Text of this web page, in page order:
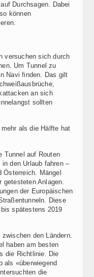
Durchsagen. Dabei
können
versuchen sich durch
Um Tunnel zu
Navi finden. Das gilt
an sich
sollten
als die Hälfte hat
Tunnel auf Routen
den Urlaub fahren –
Österreich. Mängel
getesteten Anlagen.
der Europäischen
Diese
spätestens 2019
den Ländern.
haben am besten
die Richtlinie. Die
als «überwiegend
die